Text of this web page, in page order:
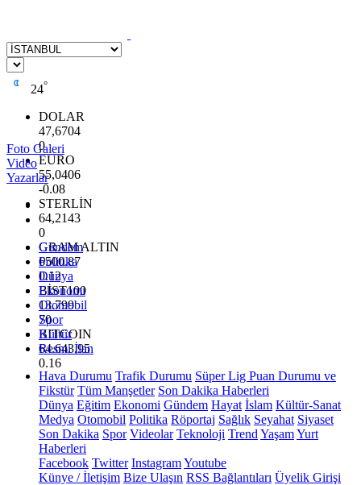
24°
DOLAR
47,6704
0
EURO
55,0406
-0.08
STERLİN
64,2143
0
GRAM ALTIN
6500.87
0.12
BİST100
13.799
70
BITCOIN
64.643,95
0.16
Foto Galeri
Video
Yazarlar
Gündem
Politika
Dünya
Ekonomi
Otomobil
Spor
Kültür
Resmi İlan
Hava Durumu Trafik Durumu Süper Lig Puan Durumu ve
Fikstür Tüm Manşetler Son Dakika Haberleri
Dünya Eğitim Ekonomi Gündem Hayat İslam Kültür-Sanat
Medya Otomobil Politika Röportaj Sağlık Seyahat Siyaset
Son Dakika Spor Videolar Teknoloji Trend YaşamYurt
Haberleri
Facebook Twitter InstagramYoutube
Künye / İletişim Bize Ulaşın RSS Bağlantıları Üyelik Girişi